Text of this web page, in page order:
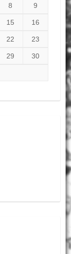
8 9
15 16
22 23
29 30